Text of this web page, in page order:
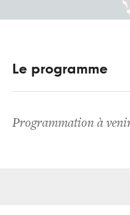
Le programme
Programmation à